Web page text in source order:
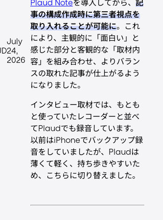
July
24,
2026
Plaud Noteを導入してから、 記
事の構成作成時に第三者視点を
取り入れることが可能に。これ
により、主観的に「面白い」と
感じた部分と客観的な「取材内
容」を組み合わせ、よりバラン
スの取れた記事が仕上がるよう
になりました。
インタビュー取材では、もとも
と使っていたレコーダーと並べ
てPlaudでも録音しています。
以前はiPhoneでバックアップ録
音をしていましたが、Plaudは
薄くて軽く、持ち歩きやすいた
め、こちらに切り替えました。